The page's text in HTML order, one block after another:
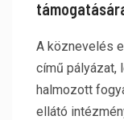
A köznevelés
című pályázat,
halmozott
ellátó